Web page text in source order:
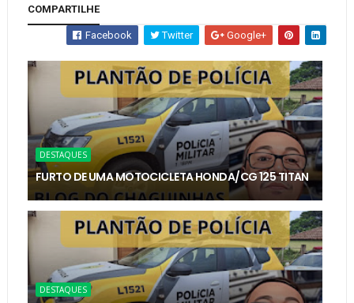
COMPARTILHE
Facebook Twitter Google+
DESTAQUES
FURTO DE UMA MOTOCICLETA HONDA/CG 125 TITAN
DESTAQUES